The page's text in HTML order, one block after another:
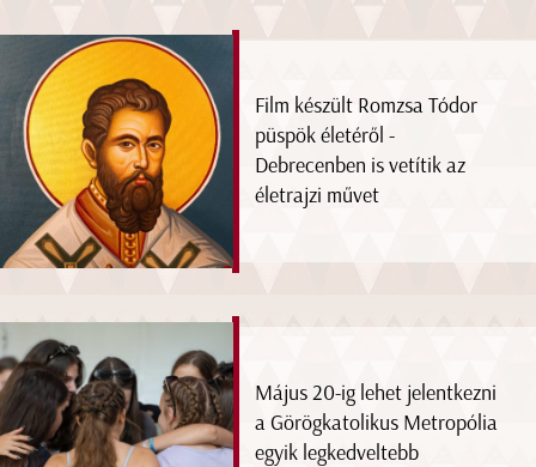
Film készült Romzsa Tódor
püspök életéről -
Debrecenben is vetítik az
életrajzi művet
Május 20-ig lehet jelentkezni
a Görögkatolikus Metropólia
egyik legkedveltebb